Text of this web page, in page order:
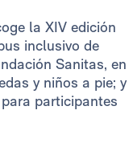
la XIV edición
inclusivo de
Sanitas, en
y niños a pie; y
participantes